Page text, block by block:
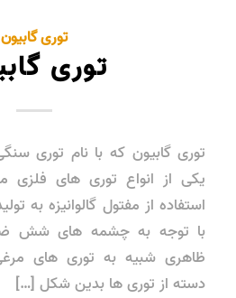
توری گابیون
توری
توری گابیون که با نام توری
یکی از انواع توری های
استفاده از مفتول گالوانیزه به
با توجه به چشمه‌ های شش
ظاهری شبیه به توری های
دسته از توری ها بدین شکل […]